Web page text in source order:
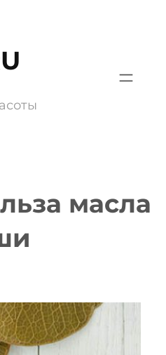
масла